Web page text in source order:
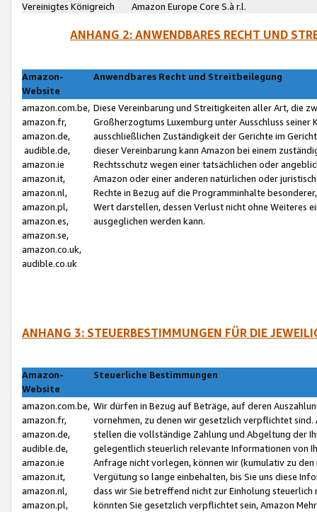
Vereinigtes Königreich
Amazon Europe Core S.à r.l.
ANHANG 2: ANWENDBARES RECHT UND
Amazon-
Website
Anwendbares Recht und Streitbeilegung
amazon.com.be,
amazon.fr,
amazon.de,
audible.de,
amazon.ie
amazon.it,
amazon.nl,
amazon.pl,
amazon.es,
amazon.se,
amazon.co.uk,
audible.co.uk
Diese Vereinbarung und Streitigkeiten aller Art, die
Großherzogtums Luxemburg unter Ausschluss
ausschließlichen Zuständigkeit der Gerichte im
dieser Vereinbarung kann Amazon bei einem
Rechtsschutz wegen einer tatsächlichen oder
Amazon oder einer anderen natürlichen oder
Rechte in Bezug auf die Programminhalte
Wert darstellen, dessen Verlust nicht ohne Weiteres
ausgeglichen werden kann.
ANHANG 3: STEUERBESTIMMUNGEN FÜR DIE
Amazon-
Website
Steuerliche Bestimmungen
amazon.com.be,
amazon.fr,
amazon.de,
audible.de,
amazon.ie
amazon.it,
amazon.nl,
amazon.pl,
Wir dürfen in Bezug auf Beträge, auf deren
vornehmen, zu denen wir gesetzlich verpflichtet
stellen die vollständige Zahlung und Abgeltung der
gelegentlich steuerlich relevante Informationen von
Anfrage nicht vorlegen, können wir (kumulativ zu
Vergütung so lange einbehalten, bis Sie uns diese
dass wir Sie betreffend nicht zur Einholung
könnten Sie gesetzlich verpflichtet sein, Amazon